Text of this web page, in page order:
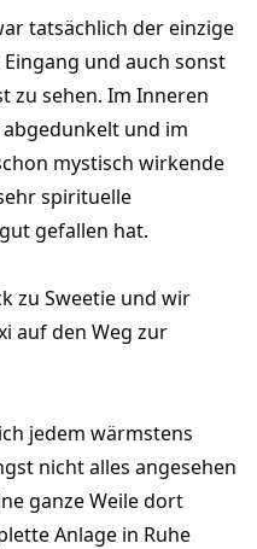
tatsächlich der einzige
Eingang und auch sonst
zu sehen. Im Inneren
und im
mystisch wirkende
spirituelle
gefallen hat.
zu Sweetie und wir
auf den Weg zur
jedem wärmstens
nicht alles angesehen
ganze Weile dort
Anlage in Ruhe